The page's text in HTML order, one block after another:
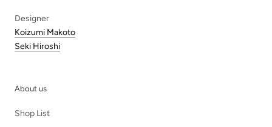
Designer
Koizumi Makoto
Seki Hiroshi
About us
Shop List